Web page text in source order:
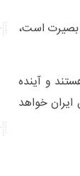
بصیرت است،
و آینده
خواهد